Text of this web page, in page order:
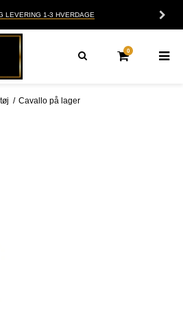
LEVERING 1-3 HVERDAGE
0
/ Cavallo på lager